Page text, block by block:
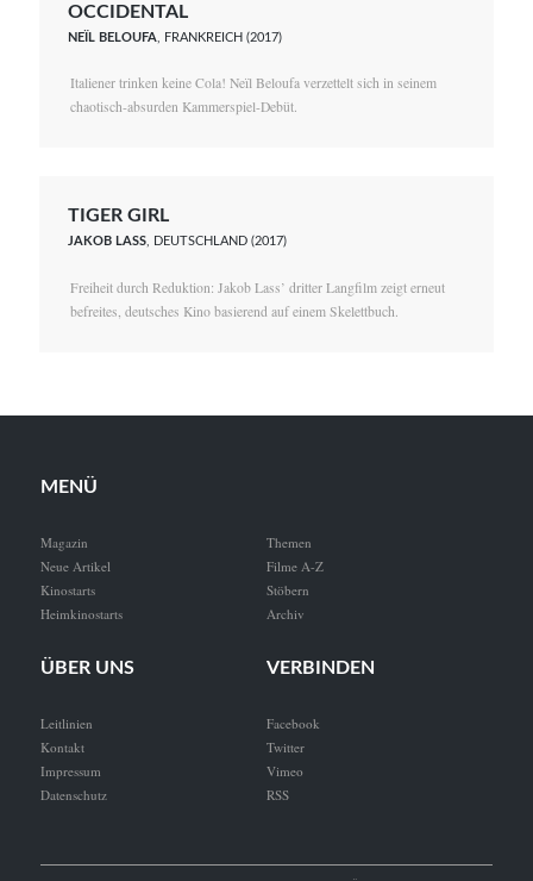
OCCIDENTAL
NEÏL BELOUFA , FRANKREICH (2017)
Italiener trinken keine Cola! Neïl Beloufa verzettelt sich in seinem
chaotisch-absurden Kammerspiel-Debüt.
TIGER GIRL
JAKOB LASS, DEUTSCHLAND (2017)
Freiheit durch Reduktion: Jakob Lass’ dritter Langfilm zeigt erneut
befreites, deutsches Kino basierend auf einem Skelettbuch.
MENÜ
Magazin
Neue Artikel
Kinostarts
Heimkinostarts
Themen
Filme A-Z
Stöbern
Archiv
ÜBER UNS
Leitlinien
Kontakt
Impressum
Datenschutz
VERBINDEN
Facebook
Twitter
Vimeo
RSS